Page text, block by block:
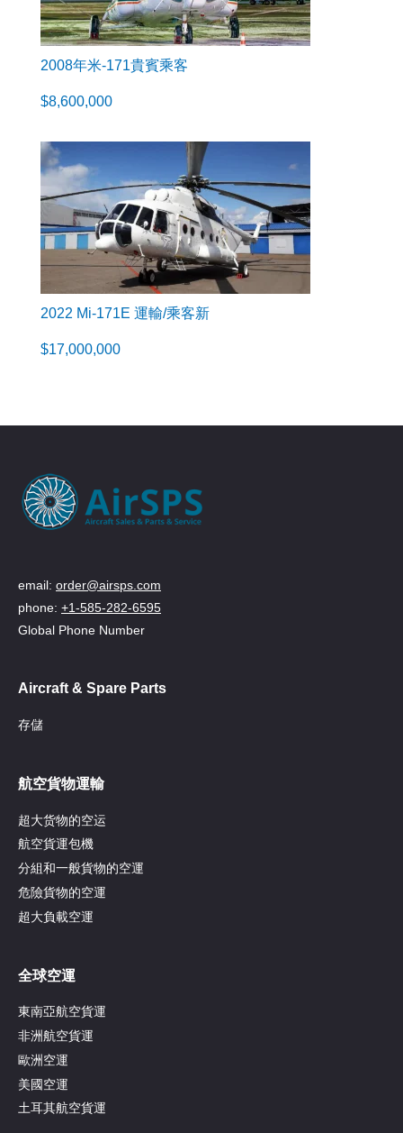
2008年米-171貴賓乘客
$8,600,000
2022 Mi-171E 運輸/乘客新
$17,000,000
email: order@airsps.com
phone: +1-585-282-6595
Global Phone Number
Aircraft & Spare Parts
存儲
航空貨物運輸
超大货物的空运
航空貨運包機
分組和一般貨物的空運
危險貨物的空運
超大負載空運
全球空運
東南亞航空貨運
非洲航空貨運
歐洲空運
美國空運
土耳其航空貨運